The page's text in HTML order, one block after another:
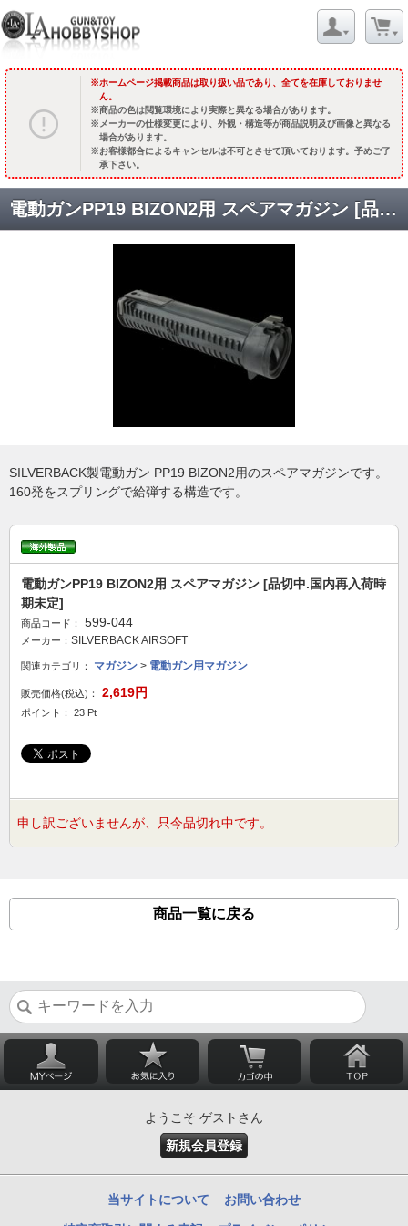
ホームページ掲載商品は取り扱い品であり、全てを在庫しておりませ
ん。
商品の色は閲覧環境により実際と異なる場合があります。
メーカーの仕様変更により、外観・構造等が商品説明及び画像と異なる
場合があります。
お客様都合によるキャンセルは不可とさせて頂いております。予めご了
承下さい。
電動ガンPP19 BIZON2用 スペアマガジン [品切中.国内再入荷時期未定]
SILVERBACK製電動ガン PP19 BIZON2用のスペアマガジンです。
160発をスプリングで給弾する構造です。
電動ガンPP19 BIZON2用 スペアマガジン [品切中.国内再入荷時
期未定]
商品コード： 599-044
メーカー： SILVERBACK AIRSOFT
関連カテゴリ： マガジン > 電動ガン用マガジン
販売価格(税込)： 2,619円
ポイント： 23 Pt
申し訳ございませんが、只今品切れ中です。
商品一覧に戻る
ようこそ ゲストさん
新規会員登録
当サイトについて お問い合わせ